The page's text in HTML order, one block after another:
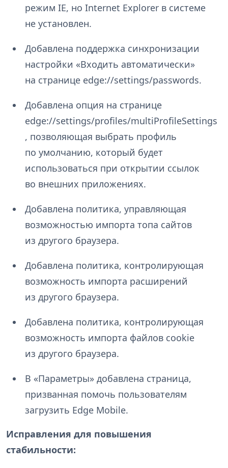
режим IE, но Internet Explorer в системе
не установлен.
Добавлена поддержка синхронизации
настройки «Входить автоматически»
на странице edge://settings/passwords.
Добавлена опция на странице
edge://settings/profiles/multiProfileSettings
, позволяющая выбрать профиль
по умолчанию, который будет
использоваться при открытии ссылок
во внешних приложениях.
Добавлена политика, управляющая
возможностью импорта топа сайтов
из другого браузера.
Добавлена политика, контролирующая
возможность импорта расширений
из другого браузера.
Добавлена политика, контролирующая
возможность импорта файлов cookie
из другого браузера.
В «Параметры» добавлена страница,
призванная помочь пользователям
загрузить Edge Mobile.
Исправления для повышения
стабильности: